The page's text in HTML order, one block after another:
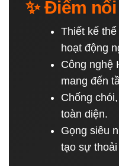
✨ Điểm
Thiết kế
hoạt động
Công nghệ
mang đến
Chống
toàn diện.
Gọng siêu
tạo sự